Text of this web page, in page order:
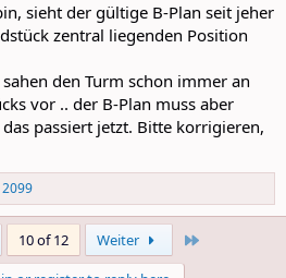
sieht der gültige B-Plan seit jeher
zentral liegenden Position
den Turm schon immer an
vor .. der B-Plan muss aber
passiert jetzt. Bitte korrigieren,
2099
10 of 12 Weiter